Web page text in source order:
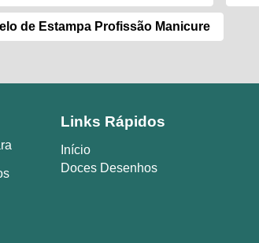
de Estampa Profissão Manicure
Links Rápidos
Início
Doces Desenhos